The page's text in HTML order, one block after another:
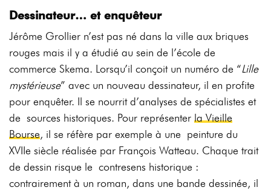
Dessinateur… et enquêteur
Jérôme Grollier n’est pas né dans la ville aux briques
rouges mais il y a étudié au sein de l’école de
commerce Skema. Lorsqu’il conçoit un numéro de “Lille
mystérieuse” avec un nouveau dessinateur, il en profite
pour enquêter. Il se nourrit d’analyses de spécialistes et
de sources historiques. Pour représenter la Vieille
Bourse, il se réfère par exemple à une peinture du
XVIIe siècle réalisée par François Watteau. Chaque trait
de dessin risque le contresens historique :
contrairement à un roman, dans une bande dessinée, il